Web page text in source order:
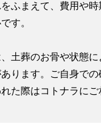
ふまえて、費用や
す。
土葬のお骨や状態に
ります。ご自身で
た際はコトナラにご